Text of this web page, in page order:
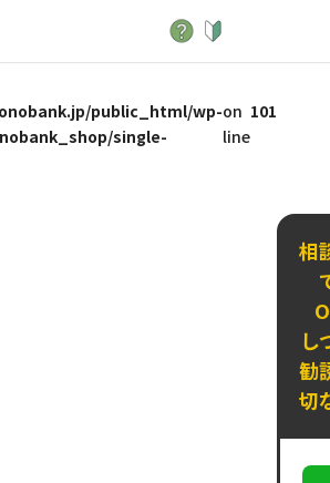
public_html/wp-
single-
on
line
101
相
し
勧
切